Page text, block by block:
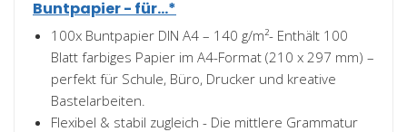
Buntpapier - für...*
100x Buntpapier DIN A4 – 140 g/m²- Enthält 100
Blatt farbiges Papier im A4-Format (210 x 297 mm) –
perfekt für Schule, Büro, Drucker und kreative
Bastelarbeiten.
Flexibel & stabil zugleich - Die mittlere Grammatur